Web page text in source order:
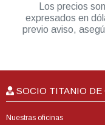
Los precios
expresados en
previo aviso,
SOCIO TITANIO DE
Nuestras oficinas